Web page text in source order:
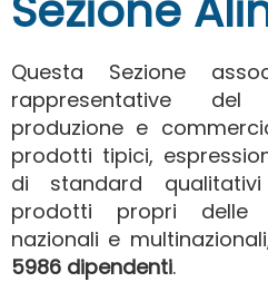
Questa Sezione
rappresentative
produzione e
prodotti tipici,
di standard
prodotti propri delle
nazionali e
5986 dipendenti.